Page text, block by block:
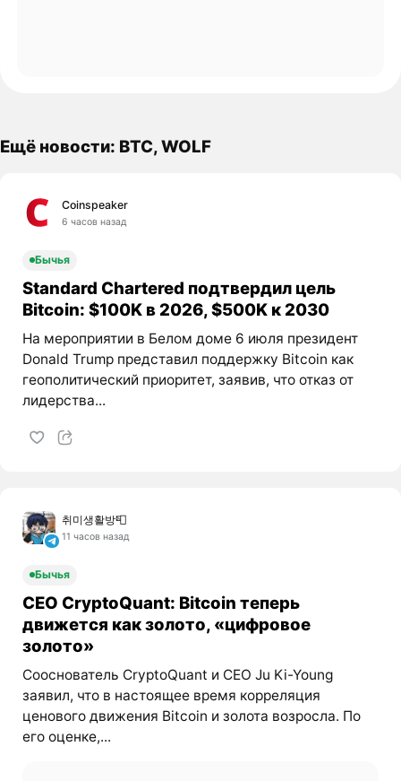
Ещё новости: BTC, WOLF
Coinspeaker
6 часов назад
Бычья
Standard Chartered подтвердил цель
Bitcoin: $100K в 2026, $500K к 2030
На мероприятии в Белом доме 6 июля президент
Donald Trump представил поддержку Bitcoin как
геополитический приоритет, заявив, что отказ от
лидерства...
취미생활방📮
11 часов назад
Бычья
CEO CryptoQuant: Bitcoin теперь
движется как золото, «цифровое
золото»
Сооснователь CryptoQuant и CEO Ju Ki-Young
заявил, что в настоящее время корреляция
ценового движения Bitcoin и золота возросла. По
его оценке,...